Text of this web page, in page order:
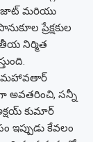
జాట్ మరియు
ప్రేక్షకుల
నిర్మిత
మహావతార్
అవతరించి, సన్నీ
కుమార్
కేవలం